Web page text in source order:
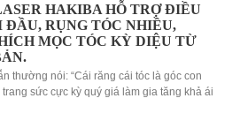
HAKIBA HỖ TRỢ ĐIỀU
ĐẦU, RỤNG TÓC NHIỀU,
MỌC TÓC KỲ DIỆU TỪ
thường nói: “Cái răng cái tóc là góc con
sức cực kỳ quý giá làm gia tăng khả ái